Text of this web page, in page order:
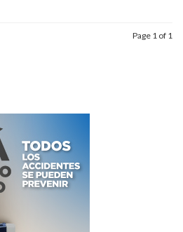
Page 1 of 1